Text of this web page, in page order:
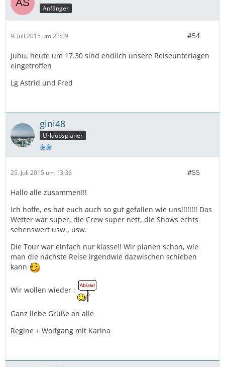
Anfänger
9. Juli 2015 um 22:09 #54
Juhu, heute um 17.30 sind endlich unsere Reiseunterlagen
eingetroffen
Lg Astrid und Fred
gini48
Urlaubsplaner
25. Juli 2015 um 13:36 #55
Hallo alle zusammen!!!
Ich hoffe, es hat euch auch so gut gefallen wie uns!!!!!!!! Das
Wetter war super, die Crew super nett, die Shows echts
sehenswert usw., usw.
Die Tour war einfach nur klasse!! Wir planen schon, wie
man die nächste Reise irgendwie dazwischen schieben
kann
Wir wollen wieder :
Ganz liebe Grüße an alle
Regine + Wolfgang mit Karina